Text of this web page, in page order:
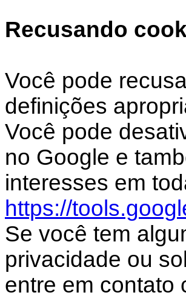
Recusando
Você pode
definições
Você pode
no Google e
interesses em
https://
Se você tem
privacidade ou
entre em contato